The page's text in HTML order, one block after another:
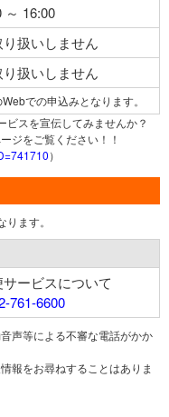
～ 16:00
り扱いしません
り扱いしません
での申込みとなります。
ビスを宣伝してみませんか？
ジをご覧ください！！
）
ます。
ービスについて
761-6600
声等による不審な電話がかか
報をお尋ねすることはありま